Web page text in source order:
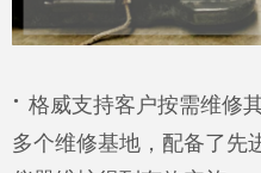
· 格威支持客户按需维修
多个维修基地，配备了先